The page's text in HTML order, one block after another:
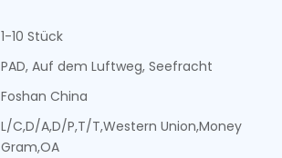
1-10 Stück
PAD, Auf dem Luftweg, Seefracht
Foshan China
L/C,D/A,D/P,T/T,Western Union,Money
Gram,OA